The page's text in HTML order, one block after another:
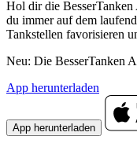
Hol dir die
du immer auf dem
Tankstellen favorisieren
Neu: Die BesserTanken
App herunterladen
App herunterladen